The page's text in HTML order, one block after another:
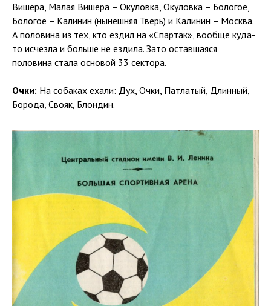
Вишера, Малая Вишера – Окуловка, Окуловка – Бологое,
Бологое – Калинин (нынешняя Тверь) и Калинин – Москва.
А половина из тех, кто ездил на «Спартак», вообще куда-
то исчезла и больше не ездила. Зато оставшаяся
половина стала основой 33 сектора.
Очки: На собаках ехали: Дух, Очки, Патлатый, Длинный,
Борода, Свояк, Блондин.